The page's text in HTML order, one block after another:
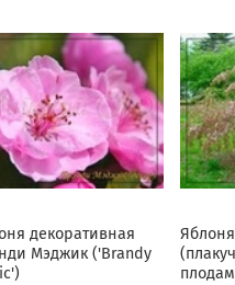
декоративная
Мэджик ('Brandy